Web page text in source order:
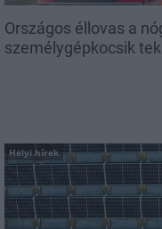
Országos éllovas a
személygépkocsik
Helyi hírek